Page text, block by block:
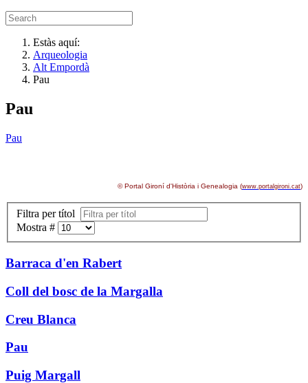
Estàs aquí:
Arqueologia
Alt Empordà
Pau
Pau
Pau
© Portal Gironí d'Història i Genealogia (www.portalgironi.cat)
Filtra per títol
Mostra #
Barraca d'en Rabert
Coll del bosc de la Margalla
Creu Blanca
Pau
Puig Margall